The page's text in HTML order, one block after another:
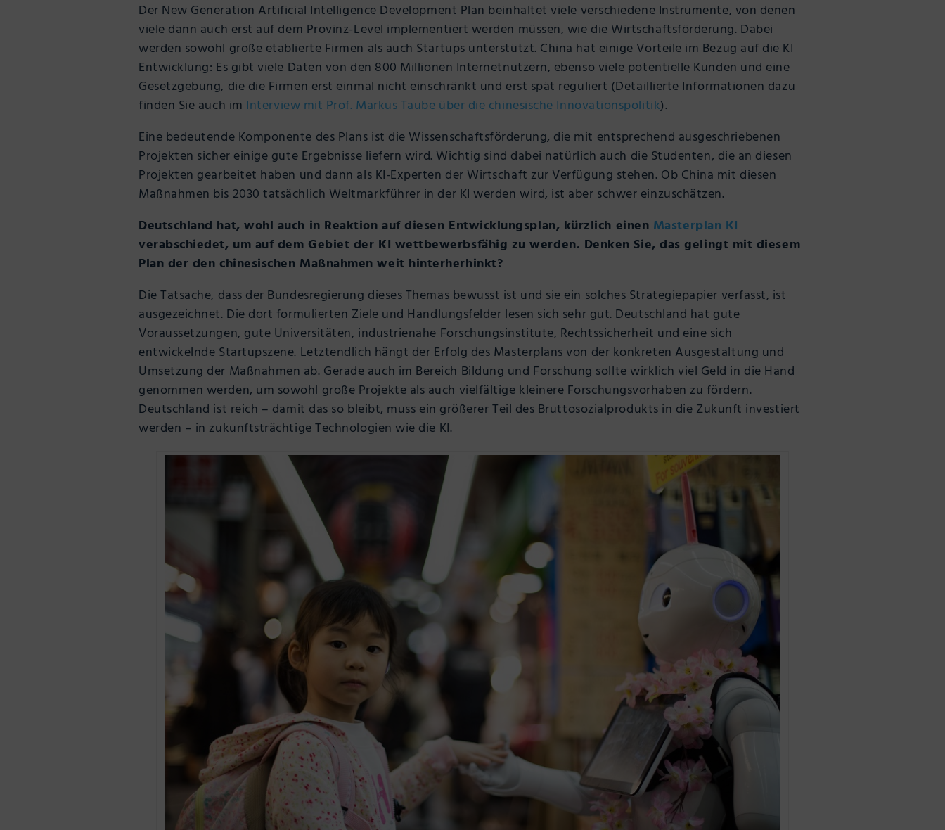
Der New Generation Artificial Intelligence Development Plan beinhaltet viele verschiedene Instrumente, von denen
viele dann auch erst auf dem Provinz-Level implementiert werden müssen, wie die Wirtschaftsförderung. Dabei
werden sowohl große etablierte Firmen als auch Startups unterstützt. China hat einige Vorteile im Bezug auf die KI
Entwicklung: Es gibt viele Daten von den 800 Millionen Internetnutzern, ebenso viele potentielle Kunden und eine
Gesetzgebung, die die Firmen erst einmal nicht einschränkt und erst spät reguliert (Detaillierte Informationen dazu
finden Sie auch im Interview mit Prof. Markus Taube über die chinesische Innovationspolitik).
Eine bedeutende Komponente des Plans ist die Wissenschaftsförderung, die mit entsprechend ausgeschriebenen
Projekten sicher einige gute Ergebnisse liefern wird. Wichtig sind dabei natürlich auch die Studenten, die an diesen
Projekten gearbeitet haben und dann als KI-Experten der Wirtschaft zur Verfügung stehen. Ob China mit diesen
Maßnahmen bis 2030 tatsächlich Weltmarkführer in der KI werden wird, ist aber schwer einzuschätzen.
Deutschland hat, wohl auch in Reaktion auf diesen Entwicklungsplan, kürzlich einen Masterplan KI
verabschiedet, um auf dem Gebiet der KI wettbewerbsfähig zu werden. Denken Sie, das gelingt mit diesem
Plan der den chinesischen Maßnahmen weit hinterherhinkt?
Die Tatsache, dass der Bundesregierung dieses Themas bewusst ist und sie ein solches Strategiepapier verfasst, ist
ausgezeichnet. Die dort formulierten Ziele und Handlungsfelder lesen sich sehr gut. Deutschland hat gute
Voraussetzungen, gute Universitäten, industrienahe Forschungsinstitute, Rechtssicherheit und eine sich
entwickelnde Startupszene. Letztendlich hängt der Erfolg des Masterplans von der konkreten Ausgestaltung und
Umsetzung der Maßnahmen ab. Gerade auch im Bereich Bildung und Forschung sollte wirklich viel Geld in die Hand
genommen werden, um sowohl große Projekte als auch vielfältige kleinere Forschungsvorhaben zu fördern.
Deutschland ist reich – damit das so bleibt, muss ein größerer Teil des Bruttosozialprodukts in die Zukunft investiert
werden – in zukunftsträchtige Technologien wie die KI.